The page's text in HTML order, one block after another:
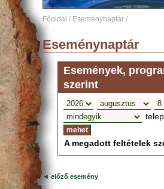
Főoldal / Eseménynaptár /
Eseménynaptár
Események,
szerint
A megadott feltételek
◄ előző esemény